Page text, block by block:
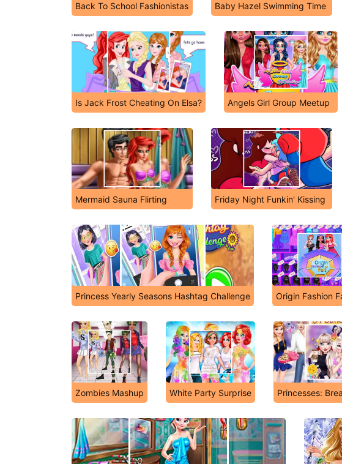
Back To School Fashionistas Baby Hazel Swimming Time
Is Jack Frost Cheating On Elsa? Angels Girl Group Meetup
Mermaid Sauna Flirting Friday Night Funkin' Kissing
Princess Yearly Seasons Hashtag Challenge Origin Fashion
Zombies Mashup White Party Surprise Princesses: